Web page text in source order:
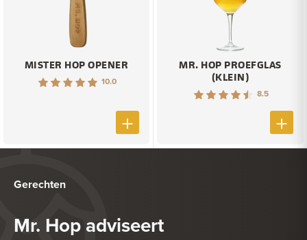
MISTER HOP OPENER
10.0
MR. HOP PROEFGLAS
(KLEIN)
8.5
Gerechten
Mr. Hop adviseert